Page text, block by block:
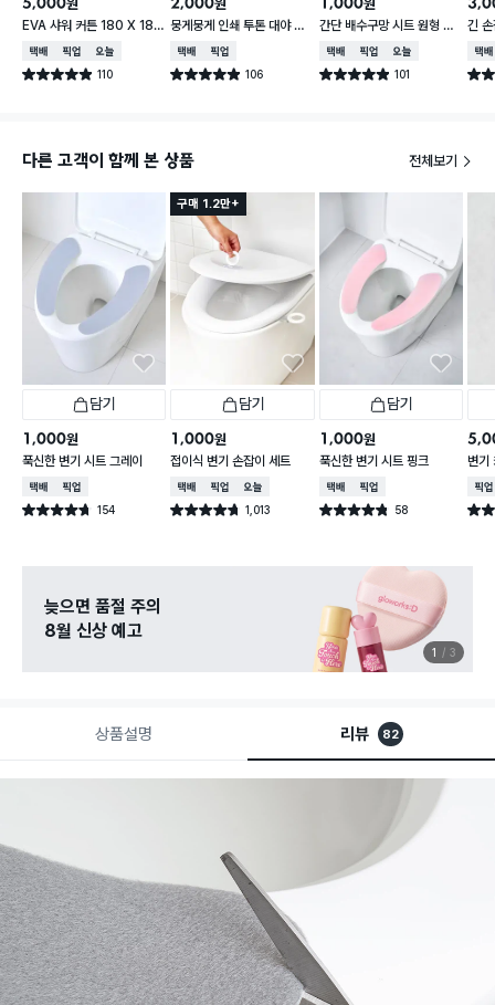
원
EVA 샤워 커튼 180 X 180
cm
택배배송매장픽업오늘배송
별점 4.9점 110
건 작성
원
뭉게뭉게 인쇄 투톤 대야 33
cm
택배배송매장픽업
별점 4.9점 106
건 작성
원
간단 배수구망 시트 원형 중
형 15매입
택배배송매장픽업오늘배송
별점 4.9점 101
건 작성
긴
택배
별점
다른 고객이 함께 본 상품 전체보기
담기
1,000원
푹신한 변기 시트 그레이
택배배송매장픽업
별점 4.7점 154
건 작성
구매 1.2만+
담기
1,000원
접이식 변기 손잡이 세트
택배배송매장픽업오늘배송
별점 4.7점 1,013
건 작성
담기
1,000원
푹신한 변기 시트 핑크
택배배송매장픽업
별점 4.8점 58
건 작성
변기
매장
별점
늦으면 품절 주의
8월 신상 예고
1 3
상품설명 리뷰 82